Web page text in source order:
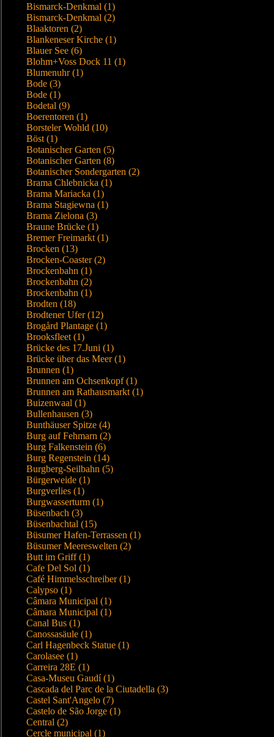
Bismarck-Denkmal (1)
Bismarck-Denkmal (2)
Blaaktoren (2)
Blankeneser Kirche (1)
Blauer See (6)
Blohm+Voss Dock 11 (1)
Blumenuhr (1)
Bode (3)
Bode (1)
Bodetal (9)
Boerentoren (1)
Borsteler Wohld (10)
Böst (1)
Botanischer Garten (5)
Botanischer Garten (8)
Botanischer Sondergarten (2)
Brama Chlebnicka (1)
Brama Mariacka (1)
Brama Stagiewna (1)
Brama Zielona (3)
Braune Brücke (1)
Bremer Freimarkt (1)
Brocken (13)
Brocken-Coaster (2)
Brockenbahn (1)
Brockenbahn (2)
Brockenbahn (1)
Brodten (18)
Brodtener Ufer (12)
Brogård Plantage (1)
Brooksfleet (1)
Brücke des 17.Juni (1)
Brücke über das Meer (1)
Brunnen (1)
Brunnen am Ochsenkopf (1)
Brunnen am Rathausmarkt (1)
Buizenwaal (1)
Bullenhausen (3)
Bunthäuser Spitze (4)
Burg auf Fehmarn (2)
Burg Falkenstein (6)
Burg Regenstein (14)
Burgberg-Seilbahn (5)
Bürgerweide (1)
Burgverlies (1)
Burgwasserturm (1)
Büsenbach (3)
Büsenbachtal (15)
Büsumer Hafen-Terrassen (1)
Büsumer Meereswelten (2)
Butt im Griff (1)
Cafe Del Sol (1)
Café Himmelsschreiber (1)
Calypso (1)
Câmara Municipal (1)
Câmara Municipal (1)
Canal Bus (1)
Canossasäule (1)
Carl Hagenbeck Statue (1)
Carolasee (1)
Carreira 28E (1)
Casa-Museu Gaudí (1)
Cascada del Parc de la Ciutadella (3)
Castel Sant'Angelo (7)
Castelo de São Jorge (1)
Central (2)
Cercle municipal (1)